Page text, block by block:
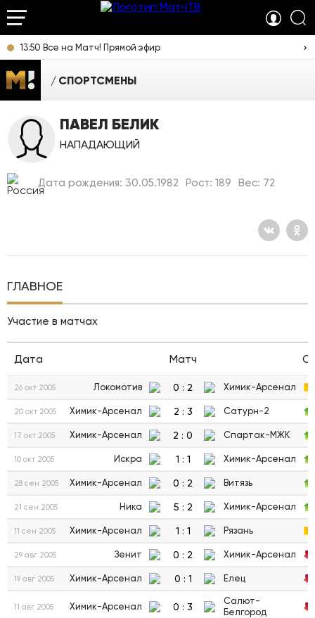
13:50 Все на Матч! Прямой эфир
СПОРТСМЕНЫ
ПАВЕЛ БЕЛИК
НАПАДАЮЩИЙ
Дата рождения: 30.05.1982 Рост: 189 Вес: 72
ГЛАВНОЕ
Участие в матчах
Дата Матч
26 окт 2005 Локомотив 0 : 2 Химик-Арсенал
20 окт 2005 Химик-Арсенал 2 : 3 Сатурн-2
17 окт 2005 Химик-Арсенал 2 : 0 Спартак-МЖК
10 окт 2005 Искра 1 : 1 Химик-Арсенал
28 сен 2005 Химик-Арсенал 0 : 2 Витязь
21 сен 2005 Ника 5 : 2 Химик-Арсенал
11 сен 2005 Химик-Арсенал 1 : 1 Рязань
29 авг 2005 Зенит 0 : 2 Химик-Арсенал
19 авг 2005 Химик-Арсенал 0 : 1 Елец
11 авг 2005 Химик-Арсенал 0 : 3
Салют-
Белгород